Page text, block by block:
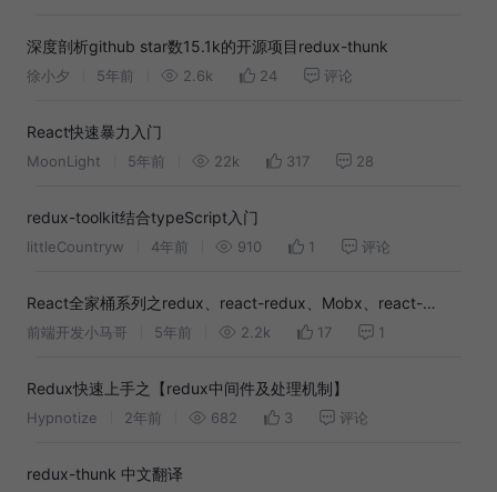
深度剖析github star数15.1k的开源项目redux-thunk
徐小夕 5年前 2.6k 24 评论
React快速暴力入门
MoonLight 5年前 22k 317 28
redux-toolkit结合typeScript入门
littleCountryw 4年前 910 1 评论
React全家桶系列之redux、react-redux、Mobx、react-
router、redux原理、UmiJS、Dvajs
前端开发小马哥 5年前 2.2k 17 1
Redux快速上手之【redux中间件及处理机制】
Hypnotize 2年前 682 3 评论
redux-thunk 中文翻译